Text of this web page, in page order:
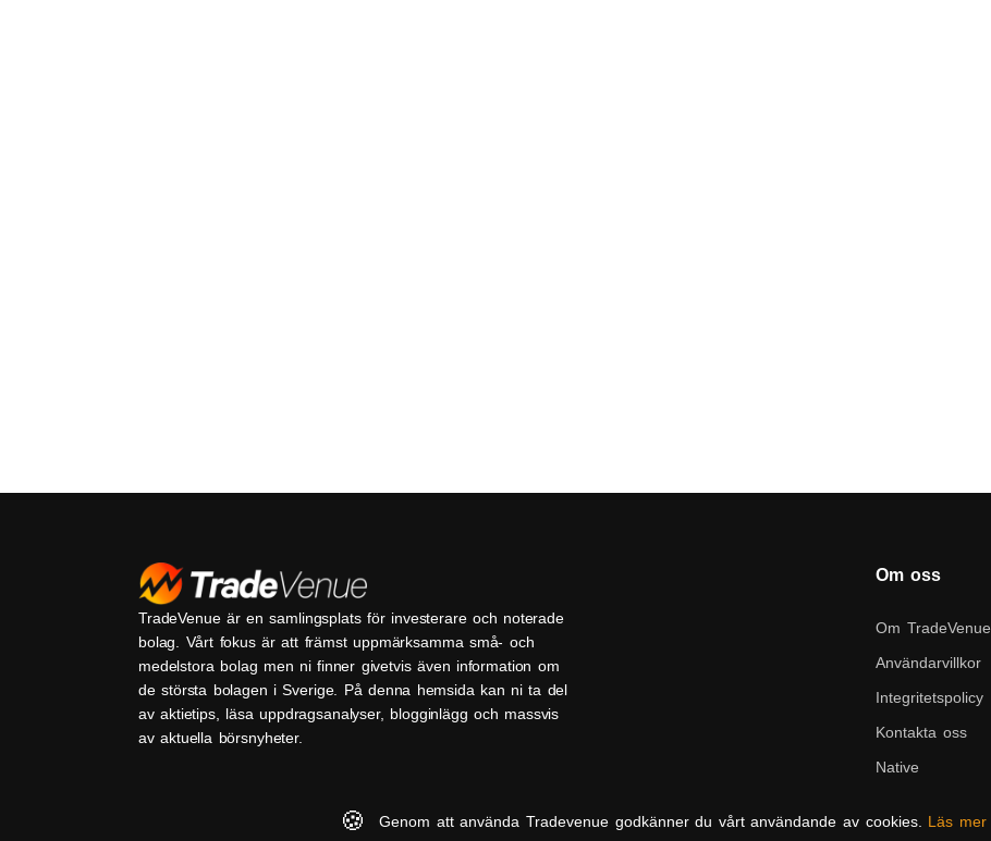
TradeVenue är en samlingsplats för investerare och noterade
bolag. Vårt fokus är att främst uppmärksamma små- och
medelstora bolag men ni finner givetvis även information om
de största bolagen i Sverige. På denna hemsida kan ni ta del
av aktietips, läsa uppdragsanalyser, blogginlägg och massvis
av aktuella börsnyheter.
Om oss
Om TradeVenue
Användarvillkor
Integritetspolicy
Kontakta oss
Native
🍪 Genom att använda Tradevenue godkänner du vårt användande av cookies. Läs mer